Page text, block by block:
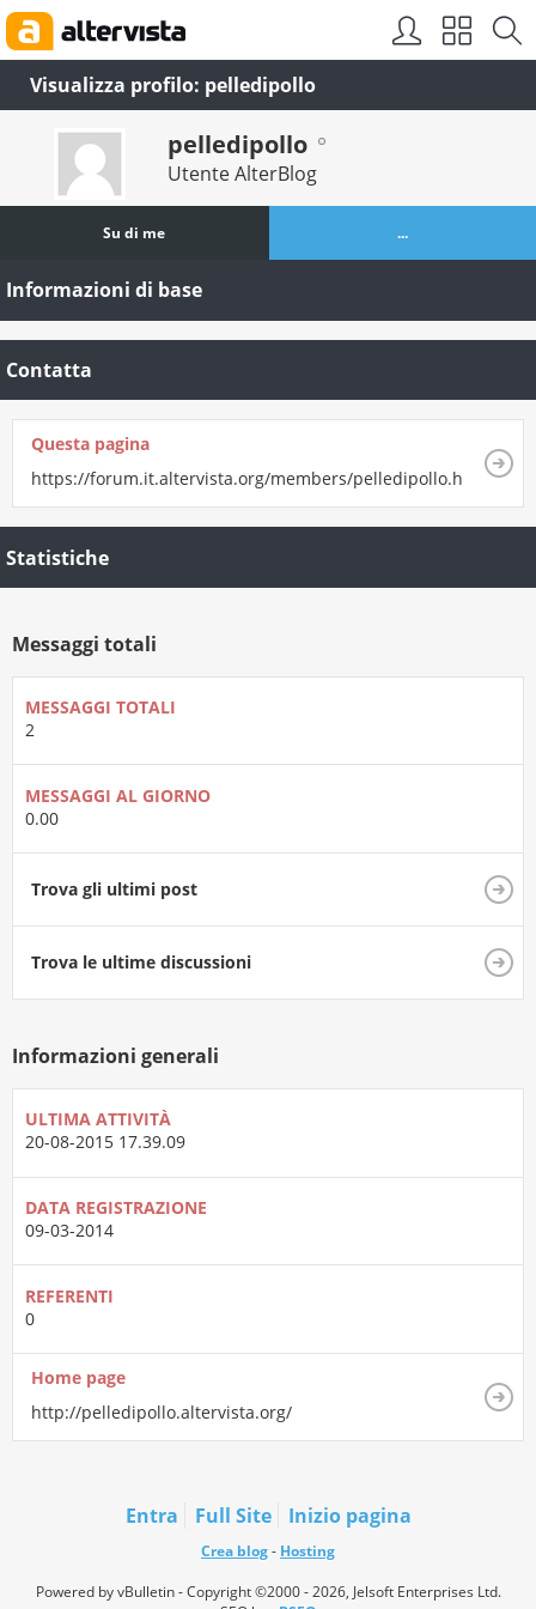
Visualizza profilo: pelledipollo
pelledipollo
Utente AlterBlog
Su di me ...
Informazioni di base
Contatta
Questa pagina
https://forum.it.altervista.org/members/pelledipollo.html
Statistiche
Messaggi totali
MESSAGGI TOTALI
2
MESSAGGI AL GIORNO
0.00
Trova gli ultimi post
Trova le ultime discussioni
Informazioni generali
ULTIMA ATTIVITÀ
20-08-2015 17.39.09
DATA REGISTRAZIONE
09-03-2014
REFERENTI
0
Home page
http://pelledipollo.altervista.org/
Entra Full Site Inizio pagina
Crea blog- Hosting
Powered by vBulletin - Copyright ©2000 - 2026, Jelsoft Enterprises Ltd.